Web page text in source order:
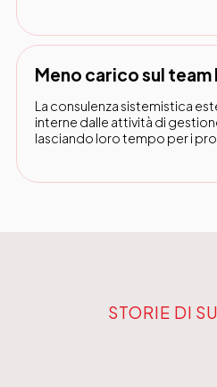
Meno carico sul team
La consulenza sistemistica
interne dalle attività di
lasciando loro tempo per i
STORIE DI